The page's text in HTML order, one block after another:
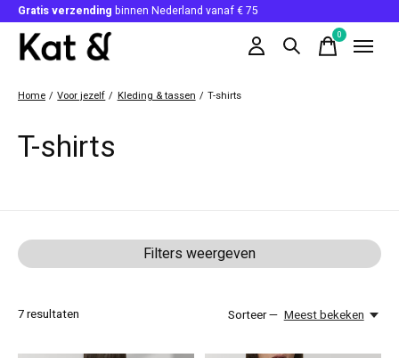
Gratis verzending binnen Nederland vanaf € 75
0items
Home / Voor jezelf / Kleding & tassen / T-shirts
T-shirts
Filters weergeven
7resultaten Sorteer — Meest bekeken